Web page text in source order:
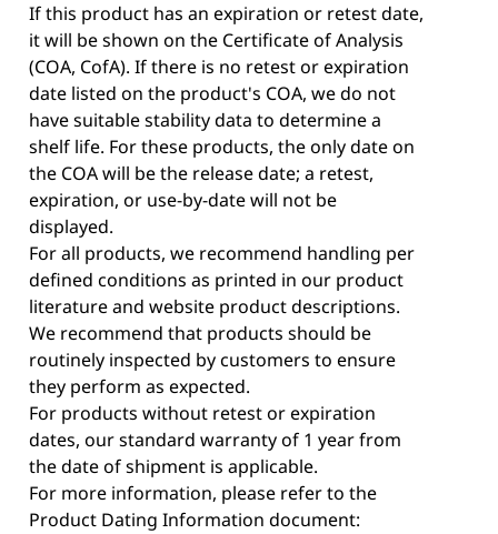
If this product has an expiration or retest date,
it will be shown on the Certificate of Analysis
(COA, CofA). If there is no retest or expiration
date listed on the product's COA, we do not
have suitable stability data to determine a
shelf life. For these products, the only date on
the COA will be the release date; a retest,
expiration, or use-by-date will not be
displayed.
For all products, we recommend handling per
defined conditions as printed in our product
literature and website product descriptions.
We recommend that products should be
routinely inspected by customers to ensure
they perform as expected.
For products without retest or expiration
dates, our standard warranty of 1 year from
the date of shipment is applicable.
For more information, please refer to the
Product Dating Information document: